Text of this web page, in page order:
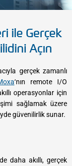
ile Gerçek
Açın
gerçek zamanlı
‘nın remote I/O
operasyonlar için
sağlamak üzere
güvenilirlik sunar.
daha akıllı, gerçek